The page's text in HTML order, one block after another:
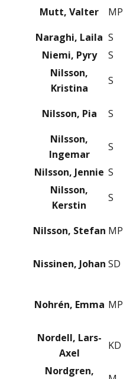
Mutt, Valter MP
Naraghi, Laila S
Niemi, Pyry
S
Nilsson,
Kristina
S
Nilsson, Pia S
Nilsson,
Ingemar
S
Nilsson, Jennie S
Nilsson,
Kerstin
S
Nilsson, Stefan MP
Nissinen, Johan SD
Nohrén, Emma MP
Nordell, Lars-
Axel
KD
Nordgren,